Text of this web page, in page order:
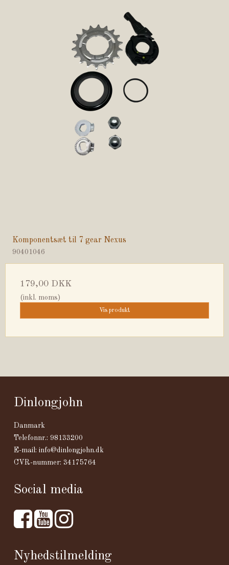
Komponentsæt til 7 gear Nexus
90401046
179,00 DKK
(inkl. moms)
Vis produkt
Dinlongjohn
Danmark
Telefonnr.: 98133200
E-mail : info@dinlongjohn.dk
CVR-nummer: 34175764
Social media
Nyhedstilmelding